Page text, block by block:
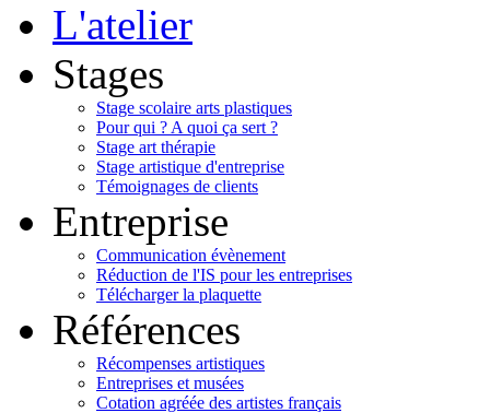
L'atelier
Stages
Stage scolaire arts plastiques
Pour qui ? A quoi ça sert ?
Stage art thérapie
Stage artistique d'entreprise
Témoignages de clients
Entreprise
Communication évènement
Réduction de l'IS pour les entreprises
Télécharger la plaquette
Références
Récompenses artistiques
Entreprises et musées
Cotation agréée des artistes français